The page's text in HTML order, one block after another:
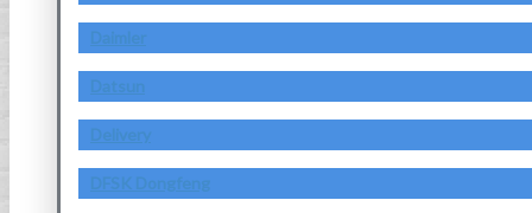
Daimler
Datsun
Delivery
DFSK Dongfeng